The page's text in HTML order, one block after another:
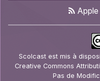
Scolcast est mis à
Creative Commons
Pas de